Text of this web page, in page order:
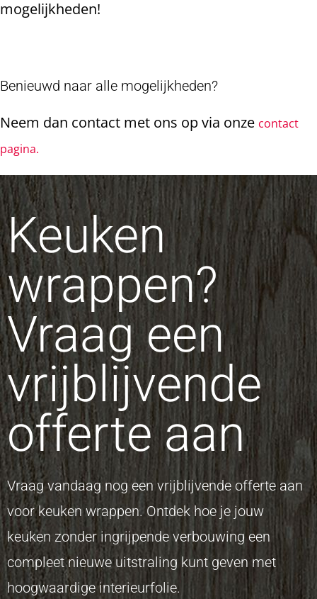
mogelijkheden!
Benieuwd naar alle mogelijkheden?
Neem dan contact met ons op via onze contact
pagina.
Keuken
wrappen?
Vraag een
vrijblijvende
offerte aan
Vraag vandaag nog een vrijblijvende offerte aan
voor keuken wrappen. Ontdek hoe je jouw
keuken zonder ingrijpende verbouwing een
compleet nieuwe uitstraling kunt geven met
hoogwaardige interieurfolie.